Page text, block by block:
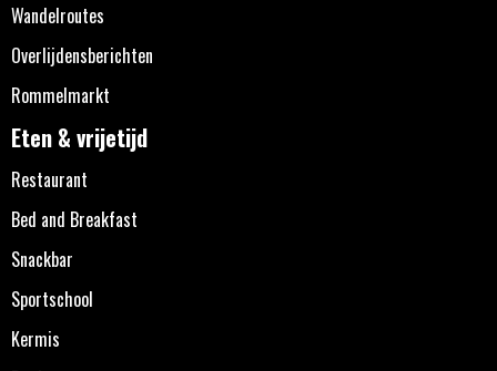
Wandelroutes
Overlijdensberichten
Rommelmarkt
Eten & vrijetijd
Restaurant
Bed and Breakfast
Snackbar
Sportschool
Kermis